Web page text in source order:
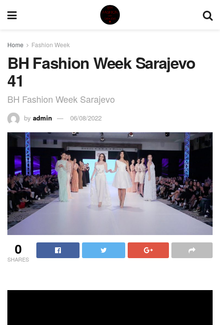
Home Fashion Week
BH Fashion Week Sarajevo
41
BH Fashion Week Sarajevo
by admin 06/08/2022
0
SHARES